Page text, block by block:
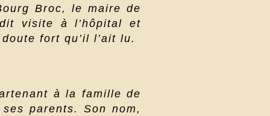
Broc, le maire de
visite à l’hôpital et
fort qu’il l’ait lu.
à la famille de
parents. Son nom,